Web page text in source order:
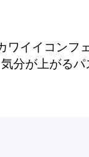
ワイイコンフ
分が上がるパ